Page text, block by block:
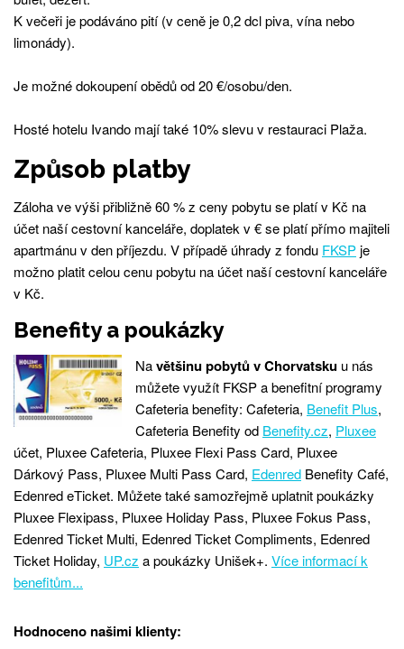
K večeři je podáváno pití (v ceně je 0,2 dcl piva, vína nebo
limonády).
Je možné dokoupení obědů od 20 €/osobu/den.
Hosté hotelu Ivando mají také 10% slevu v restauraci Plaža.
Způsob platby
Záloha ve výši přibližně 60 % z ceny pobytu se platí v Kč na
účet naší cestovní kanceláře, doplatek v € se platí přímo majiteli
apartmánu v den příjezdu. V případě úhrady z fondu FKSPje
možno platit celou cenu pobytu na účet naší cestovní kanceláře
v Kč.
Benefity a poukázky
Navětšinu pobytů v Chorvatsku u nás
můžete využít FKSP a benefitní programy
Cafeteria benefity: Cafeteria, Benefit Plus,
Cafeteria Benefity od Benefity.cz, Pluxee
účet, Pluxee Cafeteria, Pluxee Flexi Pass Card, Pluxee
Dárkový Pass, Pluxee Multi Pass Card, Edenred Benefity Café,
Edenred eTicket. Můžete také samozřejmě uplatnit poukázky
Pluxee Flexipass, Pluxee Holiday Pass, Pluxee Fokus Pass,
Edenred Ticket Multi, Edenred Ticket Compliments, Edenred
Ticket Holiday, UP.cz a poukázky Unišek+. Více informací k
benefitům...
Hodnoceno našimi klienty: